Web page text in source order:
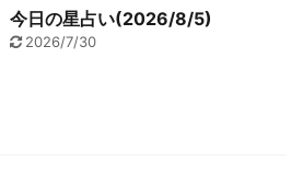
今日の星占い(2026/8/5)
2026/7/30